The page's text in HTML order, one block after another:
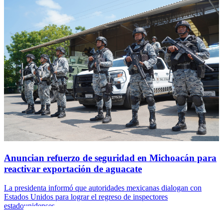
Anuncian refuerzo de seguridad en Michoacán para
reactivar exportación de aguacate
La presidenta informó que autoridades mexicanas dialogan con
Estados Unidos para lograr el regreso de inspectores
estadounidenses